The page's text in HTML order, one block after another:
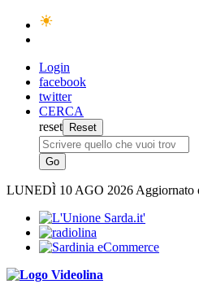
Login
facebook
twitter
CERCA
reset
LUNEDÌ 10 AGO 2026 Aggiornato